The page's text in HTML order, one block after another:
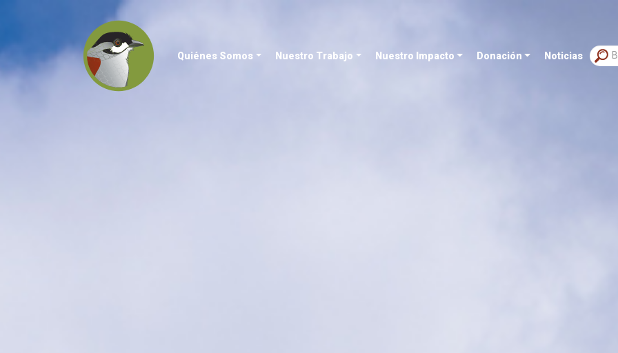
Quiénes Somos Nuestro Trabajo Nuestro Impacto Donación Noticias